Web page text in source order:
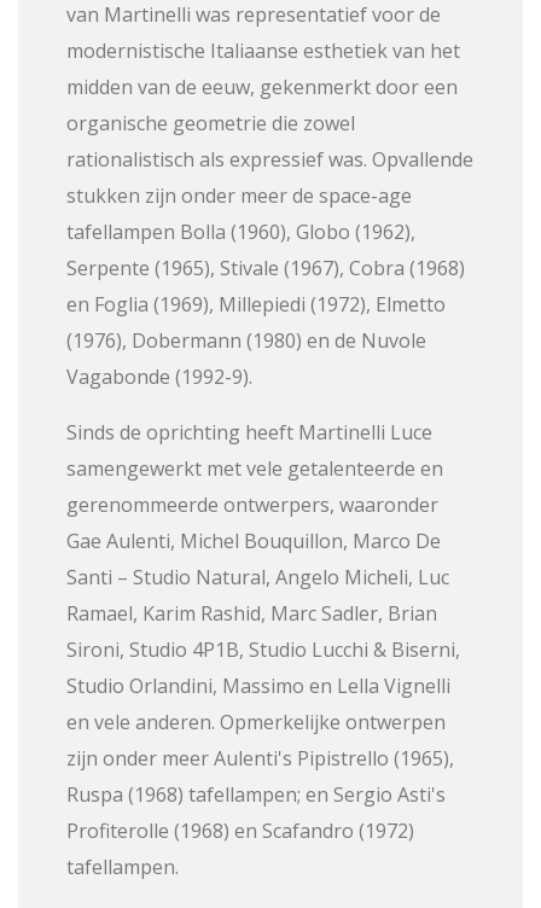
van Martinelli was representatief voor de
modernistische Italiaanse esthetiek van het
midden van de eeuw, gekenmerkt door een
organische geometrie die zowel
rationalistisch als expressief was. Opvallende
stukken zijn onder meer de space-age
tafellampen Bolla (1960), Globo (1962),
Serpente (1965), Stivale (1967), Cobra (1968)
en Foglia (1969), Millepiedi (1972), Elmetto
(1976), Dobermann (1980) en de Nuvole
Vagabonde (1992-9).
Sinds de oprichting heeft Martinelli Luce
samengewerkt met vele getalenteerde en
gerenommeerde ontwerpers, waaronder
Gae Aulenti, Michel Bouquillon, Marco De
Santi – Studio Natural, Angelo Micheli, Luc
Ramael, Karim Rashid, Marc Sadler, Brian
Sironi, Studio 4P1B, Studio Lucchi & Biserni,
Studio Orlandini, Massimo en Lella Vignelli
en vele anderen. Opmerkelijke ontwerpen
zijn onder meer Aulenti's Pipistrello (1965),
Ruspa (1968) tafellampen; en Sergio Asti's
Profiterolle (1968) en Scafandro (1972)
tafellampen.